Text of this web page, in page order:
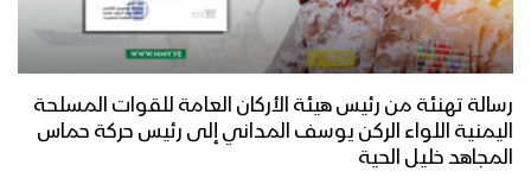
رسالة تهنئة من رئيس هيئة الأركان العامة للقوات المسلحة
اليمنية اللواء الركن يوسف المداني إلى رئيس حركة حماس
المجاهد خليل الحية